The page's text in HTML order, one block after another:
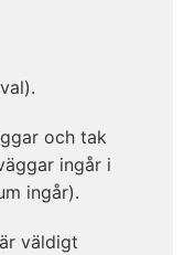
och tak
ingår i
ingår).
väldigt